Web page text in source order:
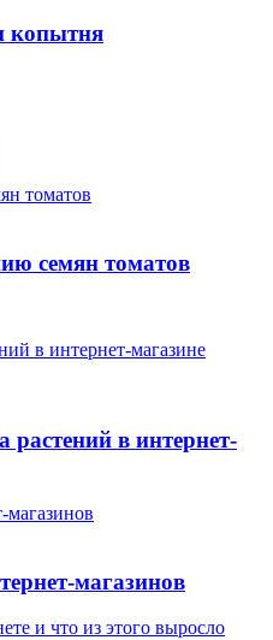
копытня
томатов
семян томатов
в интернет-магазине
в интернет-
магазинов
и что из этого выросло